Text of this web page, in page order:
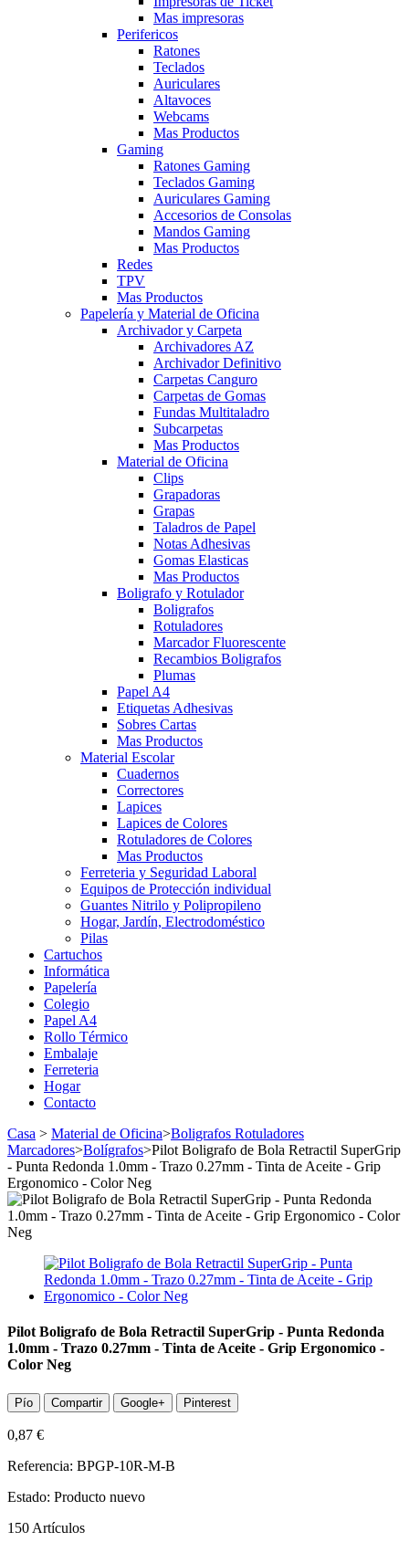
Mas impresoras
Perifericos
Ratones
Teclados
Auriculares
Altavoces
Webcams
Mas Productos
Gaming
Ratones Gaming
Teclados Gaming
Auriculares Gaming
Accesorios de Consolas
Mandos Gaming
Mas Productos
Redes
TPV
Mas Productos
Papelería y Material de Oficina
Archivador y Carpeta
Archivadores AZ
Archivador Definitivo
Carpetas Canguro
Carpetas de Gomas
Fundas Multitaladro
Subcarpetas
Mas Productos
Material de Oficina
Clips
Grapadoras
Grapas
Taladros de Papel
Notas Adhesivas
Gomas Elasticas
Mas Productos
Boligrafo y Rotulador
Boligrafos
Rotuladores
Marcador Fluorescente
Recambios Boligrafos
Plumas
Papel A4
Etiquetas Adhesivas
Sobres Cartas
Mas Productos
Material Escolar
Cuadernos
Correctores
Lapices
Lapices de Colores
Rotuladores de Colores
Mas Productos
Ferreteria y Seguridad Laboral
Equipos de Protección individual
Guantes Nitrilo y Polipropileno
Hogar, Jardín, Electrodoméstico
Pilas
Cartuchos
Informática
Papelería
Colegio
Papel A4
Rollo Térmico
Embalaje
Ferreteria
Hogar
Contacto
Casa > Material de Oficina>Boligrafos Rotuladores
Marcadores>Bolígrafos>Pilot Boligrafo de Bola Retractil SuperGrip
- Punta Redonda 1.0mm - Trazo 0.27mm - Tinta de Aceite - Grip
Ergonomico - Color Neg
Pilot Boligrafo de Bola Retractil SuperGrip - Punta Redonda
1.0mm - Trazo 0.27mm - Tinta de Aceite - Grip Ergonomico -
Color Neg
Pío Compartir Google+ Pinterest
0,87 €
Referencia: BPGP-10R-M-B
Estado: Producto nuevo
150 Artículos